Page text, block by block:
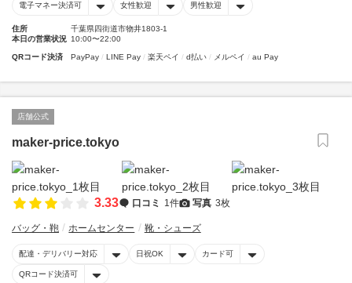
電子マネー決済可 女性歓迎 男性歓迎
住所
千葉県四街道市物井1803-1
本日の営業状況 10:00〜22:00
QRコード決済 PayPay LINE Pay 楽天ペイ d払い メルペイ au Pay
店舗公式
maker-price.tokyo
3.33 口コミ 1件 写真 3枚
バッグ・鞄 ホームセンター 靴・シューズ
配達・デリバリー対応 日祝OK カード可
QRコード決済可